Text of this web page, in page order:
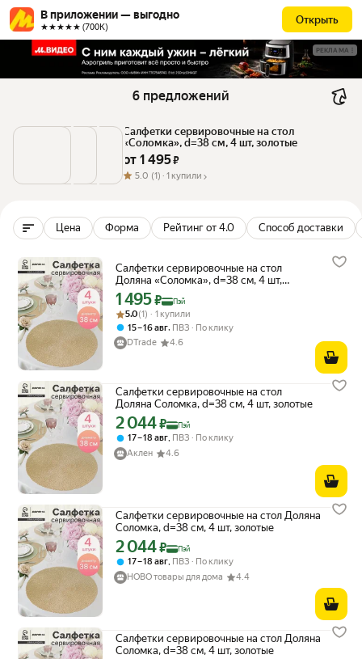
В приложении — выгодно
★★★★★ (700К)
Открыть
РЕКЛАМА
6 предложений
Салфетки сервировочные на стол
«Соломка», d=38 см, 4 шт, золотые
от 1 495 ₽
5.0 (1) · 1 купили
Цена Форма Рейтинг от 4.0 Способ доставки
Салфетки сервировочные на стол
Доляна «Соломка», d=38 см, 4 шт,
золотые
Цена с картой Яндекс Пэй 1495 ₽ вместо
1 495₽ Пэй
Рейтинг товара: 5.0 из 5
Оценок: (1) · 1 купили
5.0(1) · 1 купили
15 – 16 авг, ПВЗ
По клику
DTrade
4.6
Салфетки сервировочные на стол
Доляна Соломка, d=38 см, 4 шт, золотые
Цена с картой Яндекс Пэй 2044 ₽ вместо
2 044₽ Пэй
17 – 18 авг, ПВЗ
По клику
Аклен
4.6
Салфетки сервировочные на стол Доляна
Соломка, d=38 см, 4 шт, золотые
Цена с картой Яндекс Пэй 2044 ₽ вместо
2 044₽ Пэй
17 – 18 авг ПВЗ
По клику
НОВО товары для дома
4.4
Салфетки сервировочные на стол Доляна
Соломка, d=38 см, 4 шт, золотые